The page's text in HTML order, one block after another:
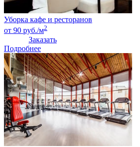
Уборка кафе и ресторанов
от 90 руб./м2
Заказать
Подробнее